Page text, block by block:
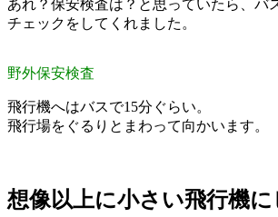
あれ？保安検査は？と思っていたら、バ
チェックをしてくれました。
野外保安検査
飛行機へはバスで15分ぐらい。
飛行場をぐるりとまわって向かいます。
想像以上に小さい飛行機に